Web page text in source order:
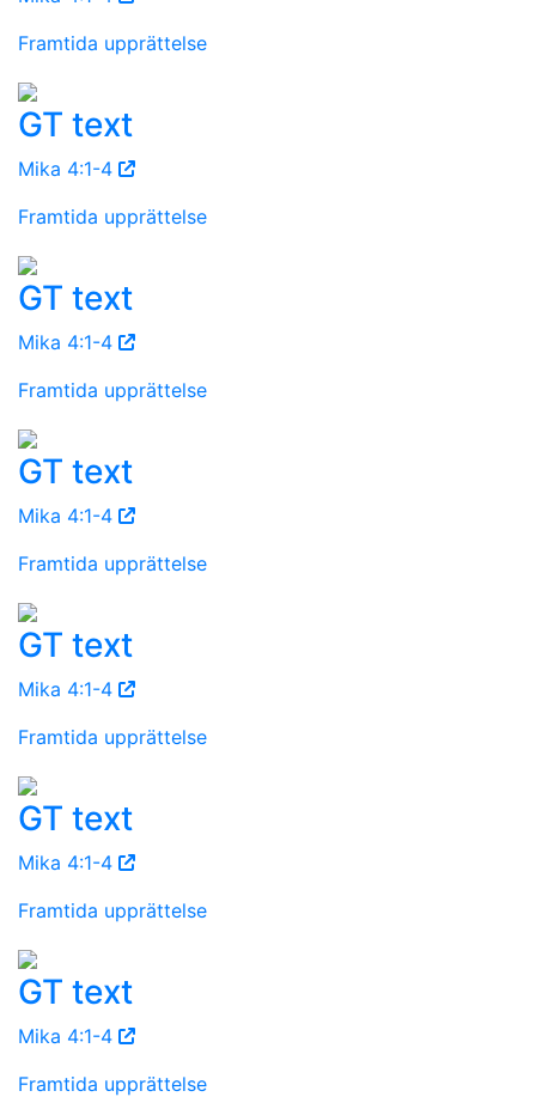
Framtida upprättelse
GT text
Mika 4:1-4
Framtida upprättelse
GT text
Mika 4:1-4
Framtida upprättelse
GT text
Mika 4:1-4
Framtida upprättelse
GT text
Mika 4:1-4
Framtida upprättelse
GT text
Mika 4:1-4
Framtida upprättelse
GT text
Mika 4:1-4
Framtida upprättelse